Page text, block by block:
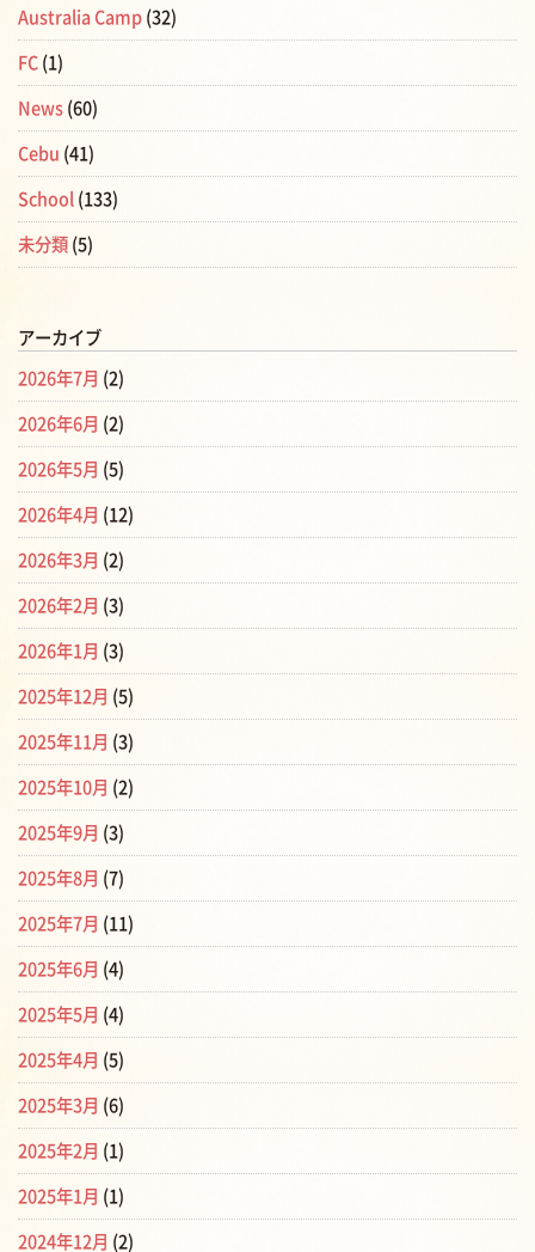
Australia Camp (32)
FC (1)
News (60)
Cebu (41)
School (133)
未分類 (5)
アーカイブ
2026年7月 (2)
2026年6月 (2)
2026年5月 (5)
2026年4月 (12)
2026年3月 (2)
2026年2月 (3)
2026年1月 (3)
2025年12月 (5)
2025年11月 (3)
2025年10月 (2)
2025年9月 (3)
2025年8月 (7)
2025年7月 (11)
2025年6月 (4)
2025年5月 (4)
2025年4月 (5)
2025年3月 (6)
2025年2月 (1)
2025年1月 (1)
2024年12月 (2)